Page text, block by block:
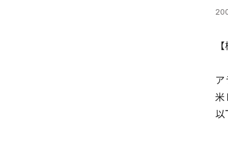
ア
米
以